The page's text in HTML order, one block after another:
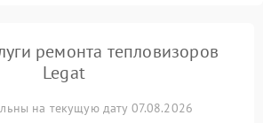
ремонта тепловизоров
Legat
на текущую дату 07.08.2026